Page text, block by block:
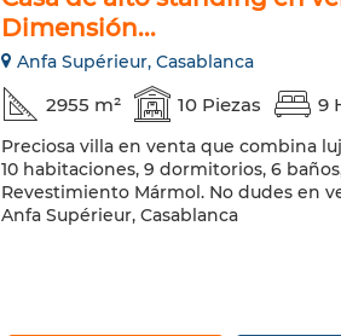
Dimensión...
Anfa Supérieur, Casablanca
2955 m² 10 Piezas 9
Preciosa villa en venta que combina
10 habitaciones, 9 dormitorios, 6
Revestimiento Mármol. No dudes en
Anfa Supérieur, Casablanca